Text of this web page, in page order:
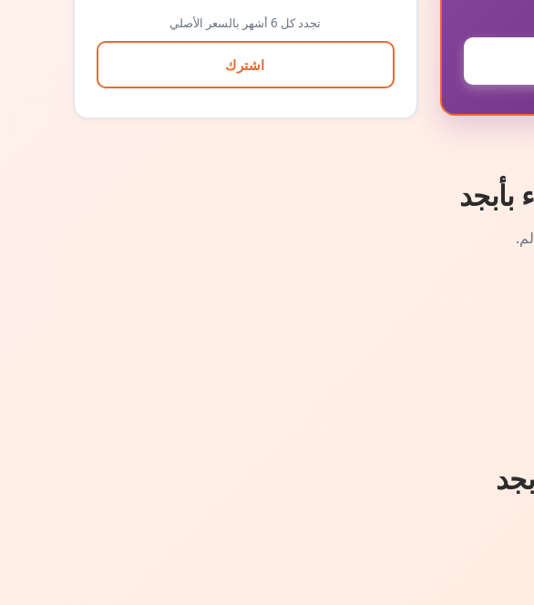
تجدد كل 6 أشهر بالسعر الأصلي
اشترك
بأبجد